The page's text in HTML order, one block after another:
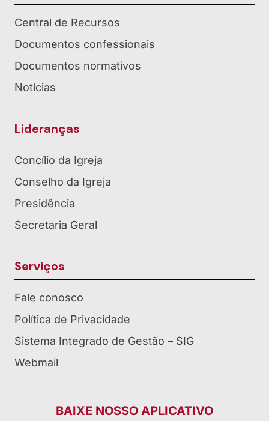
Central de Recursos
Documentos confessionais
Documentos normativos
Notícias
Lideranças
Concílio da Igreja
Conselho da Igreja
Presidência
Secretaria Geral
Serviços
Fale conosco
Política de Privacidade
Sistema Integrado de Gestão – SIG
Webmail
BAIXE NOSSO APLICATIVO